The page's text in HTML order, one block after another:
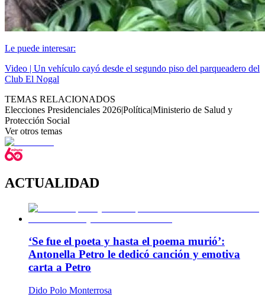
Le puede interesar:
Video | Un vehículo cayó desde el segundo piso del parqueadero del
Club El Nogal
TEMAS RELACIONADOS
Elecciones Presidenciales 2026|Política|Ministerio de Salud y
Protección Social
Ver otros temas
ACTUALIDAD
‘Se fue el poeta y hasta el poema murió’:
Antonella Petro le dedicó canción y emotiva
carta a Petro
Dido Polo Monterrosa